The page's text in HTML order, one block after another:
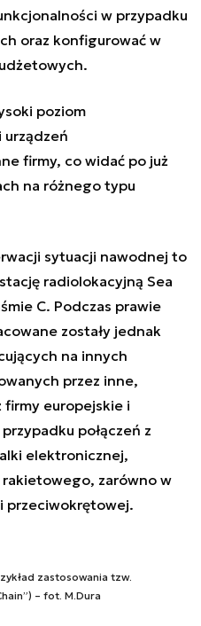
w przypadku
oraz konfigurować w
poziom
firmy, co widać po już
na różnego typu
sytuacji nawodnej to
radiolokacyjną Sea
C. Podczas prawie
zostały jednak
na innych
przez inne,
europejskie i
połączeń z
elektronicznej,
zarówno w
przeciwokrętowej.
zastosowania tzw.
– fot. M.Dura